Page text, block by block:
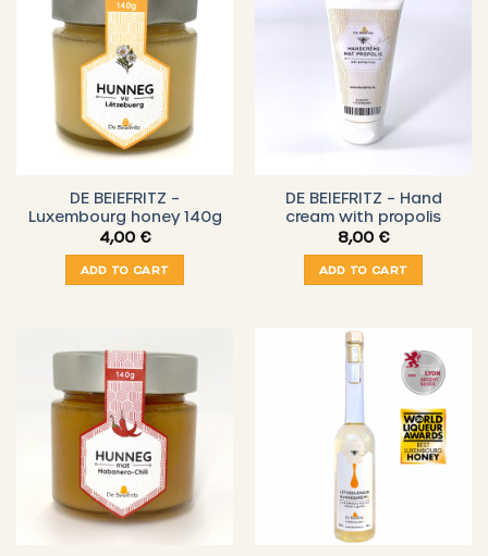
DE BEIEFRITZ –
Luxembourg honey 140g
4,00 €
ADD TO CART
DE BEIEFRITZ – Hand
cream with propolis
8,00 €
ADD TO CART